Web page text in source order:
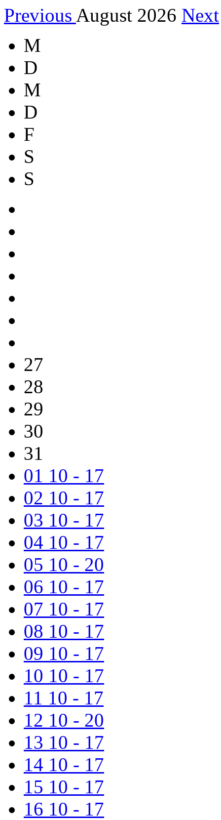
Previous August 2026 Next
M
D
M
D
F
S
S
27
28
29
30
31
01 10 - 17
02 10 - 17
03 10 - 17
04 10 - 17
05 10 - 20
06 10 - 17
07 10 - 17
08 10 - 17
09 10 - 17
10 10 - 17
11 10 - 17
12 10 - 20
13 10 - 17
14 10 - 17
15 10 - 17
16 10 - 17